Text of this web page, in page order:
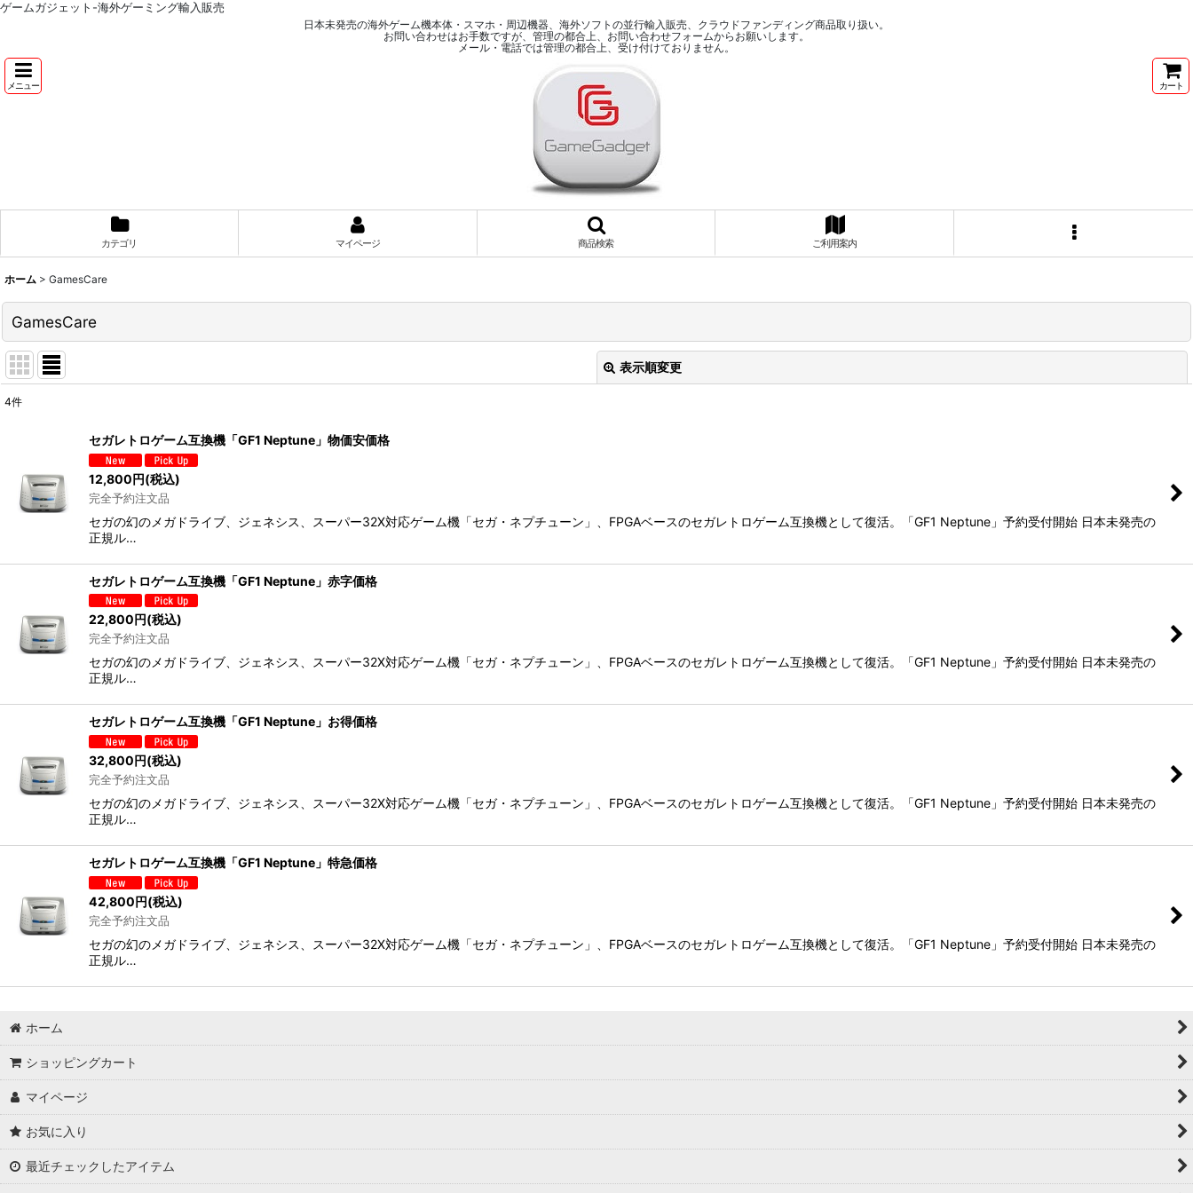
ゲームガジェット-海外ゲーミング輸入販売
日本未発売の海外ゲーム機本体・スマホ・周辺機器、海外ソフトの並行輸入販売、クラウドファンディング商品取り扱い。
お問い合わせはお手数ですが、管理の都合上、お問い合わせフォームからお願いします。
メール・電話では管理の都合上、受け付けておりません。
メニュー カート
カテゴリ マイページ 商品検索 ご利用案内
ホーム > GamesCare
GamesCare
表示順変更
絞り込む
4件
セガレトロゲーム互換機「GF1 Neptune」物価安価格
12,800円(税込)
完全予約注文品
セガの幻のメガドライブ、ジェネシス、スーパー32X対応ゲーム機「セガ・ネプチューン」、FPGAベースのセガレトロゲーム互換機として復活。「GF1 Neptune」予約受付開始 日本未発売の
正規ル…
セガレトロゲーム互換機「GF1 Neptune」赤字価格
22,800円(税込)
完全予約注文品
セガの幻のメガドライブ、ジェネシス、スーパー32X対応ゲーム機「セガ・ネプチューン」、FPGAベースのセガレトロゲーム互換機として復活。「GF1 Neptune」予約受付開始 日本未発売の
正規ル…
セガレトロゲーム互換機「GF1 Neptune」お得価格
32,800円(税込)
完全予約注文品
セガの幻のメガドライブ、ジェネシス、スーパー32X対応ゲーム機「セガ・ネプチューン」、FPGAベースのセガレトロゲーム互換機として復活。「GF1 Neptune」予約受付開始 日本未発売の
正規ル…
セガレトロゲーム互換機「GF1 Neptune」特急価格
42,800円(税込)
完全予約注文品
セガの幻のメガドライブ、ジェネシス、スーパー32X対応ゲーム機「セガ・ネプチューン」、FPGAベースのセガレトロゲーム互換機として復活。「GF1 Neptune」予約受付開始 日本未発売の
正規ル…
ホーム
ショッピングカート
マイページ
お気に入り
最近チェックしたアイテム